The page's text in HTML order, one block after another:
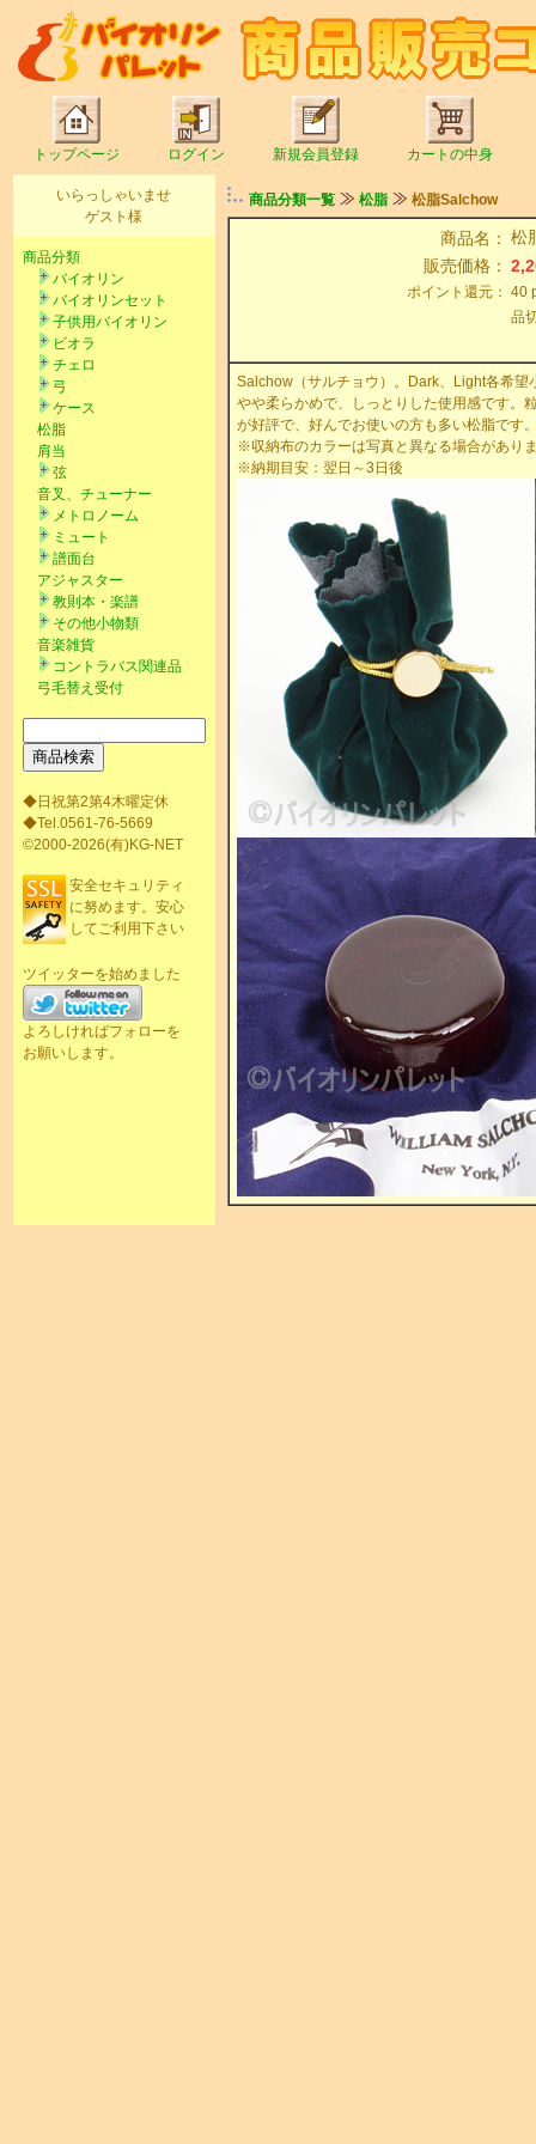
トップページ ログイン 新規会員登録 カートの中身
いらっしゃいませ
ゲスト様
商品分類
バイオリン
バイオリンセット
子供用バイオリン
ビオラ
チェロ
弓
ケース
松脂
肩当
弦
音叉、チューナー
メトロノーム
ミュート
譜面台
アジャスター
教則本・楽譜
その他小物類
音楽雑貨
コントラバス関連品
弓毛替え受付
◆日祝第2第4木曜定休
◆Tel.0561-76-5669
©2000-2026(有)KG-NET
安全セキュリティ
に努めます。安心
してご利用下さい
ツイッターを始めました
よろしければフォローを
お願いします。
商品分類一覧 松脂 松脂Salchow
商品名： 松
販売価格：
ポイント還元： 40
品
Salchow（サルチョウ）。Dark、Light各希望
やや柔らかめで、しっとりした使用感です。
が好評で、好んでお使いの方も多い松脂です
※収納布のカラーは写真と異なる場合があり
※納期目安：翌日～3日後